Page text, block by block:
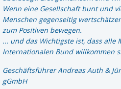
Wenn eine Gesellschaft bunt und
Menschen gegenseitig
zum Positiven bewegen.
... und das Wichtigste ist, dass alle
Internationalen Bund willkommen
Geschäftsführer Andreas Auth &
gGmbH